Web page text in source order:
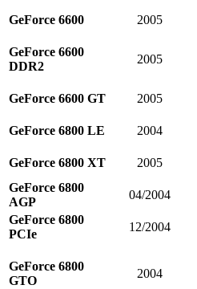
GeForce 6600 2005
GeForce 6600
DDR2
2005
GeForce 6600 GT 2005
GeForce 6800 LE 2004
GeForce 6800 XT 2005
GeForce 6800
AGP
04/2004
GeForce 6800
PCIe
12/2004
GeForce 6800
GTO
2004